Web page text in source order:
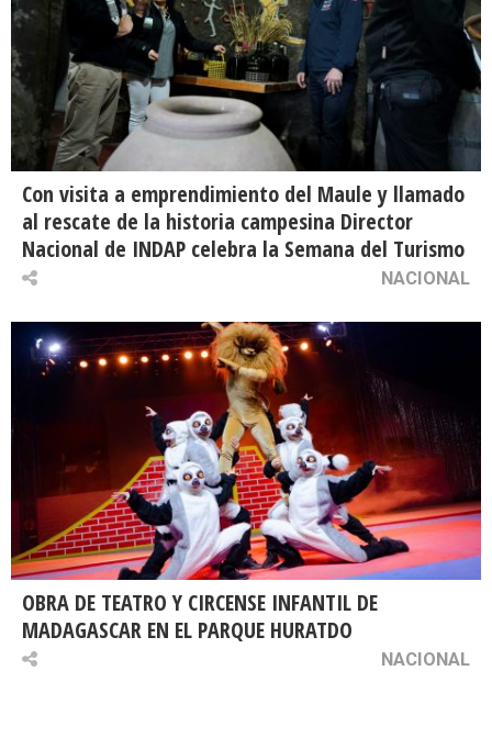
Con visita a emprendimiento del Maule y llamado
al rescate de la historia campesina Director
Nacional de INDAP celebra la Semana del Turismo
NACIONAL
OBRA DE TEATRO Y CIRCENSE INFANTIL DE
MADAGASCAR EN EL PARQUE HURATDO
NACIONAL